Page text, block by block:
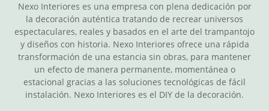
Nexo Interiores es una empresa con plena dedicación por
la decoración auténtica tratando de recrear universos
espectaculares, reales y basados en el arte del trampantojo
y diseños con historia. Nexo Interiores ofrece una rápida
transformación de una estancia sin obras, para mantener
un efecto de manera permanente, momentánea o
estacional gracias a las soluciones tecnológicas de fácil
instalación. Nexo Interiores es el DIY de la decoración.